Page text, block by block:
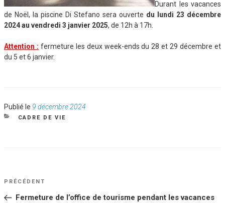
Durant les vacances
de Noël, la piscine Di Stefano sera ouverte du lundi 23 décembre
2024 au vendredi 3 janvier 2025, de 12h à 17h.
Attention : fermeture les deux week-ends du 28 et 29 décembre et
du 5 et 6 janvier.
Publié le Publié
le
9 décembre 2024
CATÉGORIES
CADRE DE VIE
NAVIGATION
DE
Article
PRÉCÉDENT
Fermeture de l’office de tourisme pendant les vacances